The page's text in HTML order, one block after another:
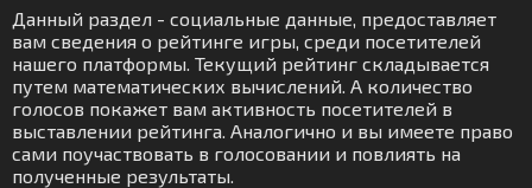
Данный раздел - социальные данные, предоставляет
вам сведения о рейтинге игры, среди посетителей
нашего платформы. Текущий рейтинг складывается
путем математических вычислений. А количество
голосов покажет вам активность посетителей в
выставлении рейтинга. Аналогично и вы имеете право
сами поучаствовать в голосовании и повлиять на
полученные результаты.